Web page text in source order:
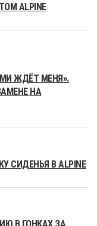
ALPINE
ЖДЁТ МЕНЯ».
НА
СИДЕНЬЯ В ALPINE